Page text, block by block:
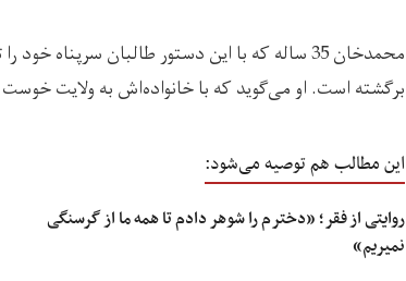
محمدخان 35 ساله که با این دستور طالبان
برگشته است. او می‌گوید که با خانواده‌اش به ولایت خوست
این مطالب هم توصیه می‌شود:
روایتی از فقر؛ «دخترم را شوهر دادم تا همه‌ ما از گرسنگی
نمیریم»